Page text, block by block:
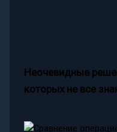
Неочевидные
которых не все